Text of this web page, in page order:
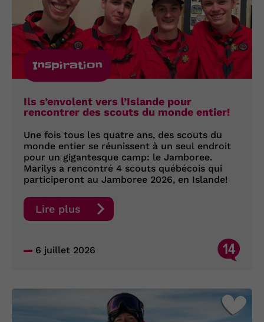
Inspiration
Ils s’envolent vers l’Islande pour
rencontrer des scouts du monde entier!
Une fois tous les quatre ans, des scouts du
monde entier se réunissent à un seul endroit
pour un gigantesque camp: le Jamboree.
Marilys a rencontré 4 scouts québécois qui
participeront au Jamboree 2026, en Islande!
Lire plus
6 juillet 2026 14